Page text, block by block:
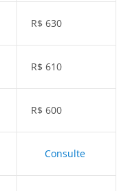
R$ 630
R$ 610
R$ 600
Consulte